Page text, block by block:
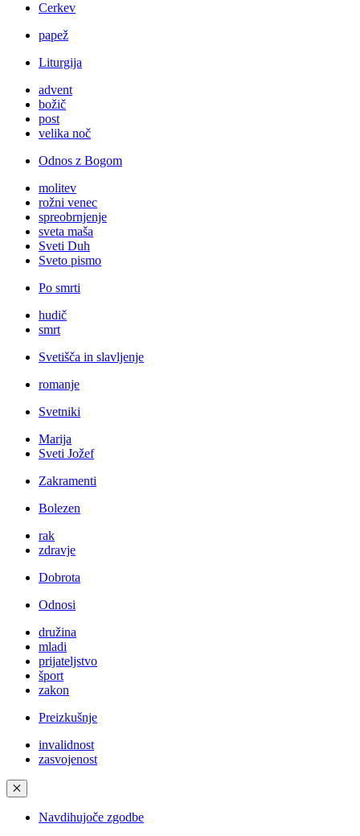
Cerkev
papež
Liturgija
advent
božič
post
velika noč
Odnos z Bogom
molitev
rožni venec
spreobrnjenje
sveta maša
Sveti Duh
Sveto pismo
Po smrti
hudič
smrt
Svetišča in slavljenje
romanje
Svetniki
Marija
Sveti Jožef
Zakramenti
Bolezen
rak
zdravje
Dobrota
Odnosi
družina
mladi
prijateljstvo
šport
zakon
Preizkušnje
invalidnost
zasvojenost
✕
Navdihujoče zgodbe